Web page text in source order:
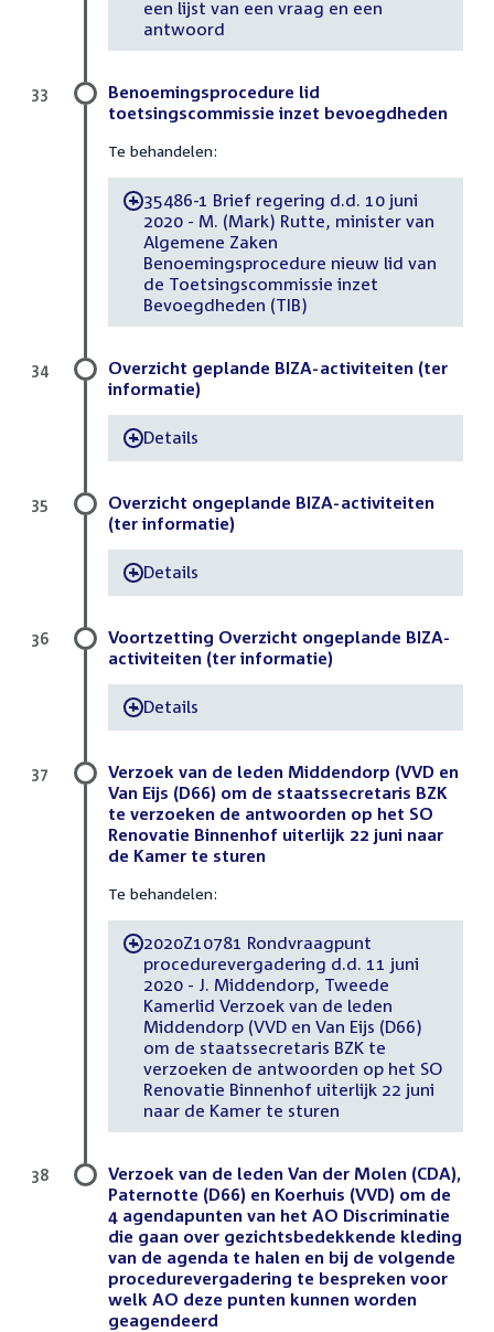
een lijst van een vraag en een
antwoord
Benoemingsprocedure lid
toetsingscommissie inzet bevoegdheden
Te behandelen:
-35486-1 Brief regering d.d. 10 juni
2020 - M. (Mark) Rutte, minister van
Algemene Zaken
Benoemingsprocedure nieuw lid van
de Toetsingscommissie inzet
Bevoegdheden (TIB)
33
Overzicht geplande BIZA-activiteiten (ter
informatie)
-Details
34
Overzicht ongeplande BIZA-activiteiten
(ter informatie)
-Details
35
Voortzetting Overzicht ongeplande BIZA-
activiteiten (ter informatie)
-Details
36
Verzoek van de leden Middendorp (VVD en
Van Eijs (D66) om de staatssecretaris BZK
te verzoeken de antwoorden op het SO
Renovatie Binnenhof uiterlijk 22 juni naar
de Kamer te sturen
Te behandelen:
-2020Z10781 Rondvraagpunt
procedurevergadering d.d. 11 juni
2020 - J. Middendorp, Tweede
Kamerlid Verzoek van de leden
Middendorp (VVD en Van Eijs (D66)
om de staatssecretaris BZK te
verzoeken de antwoorden op het SO
Renovatie Binnenhof uiterlijk 22 juni
naar de Kamer te sturen
37
Verzoek van de leden Van der Molen (CDA),
Paternotte (D66) en Koerhuis (VVD) om de
4 agendapunten van het AO Discriminatie
die gaan over gezichtsbedekkende kleding
van de agenda te halen en bij de volgende
procedurevergadering te bespreken voor
welk AO deze punten kunnen worden
geagendeerd
38